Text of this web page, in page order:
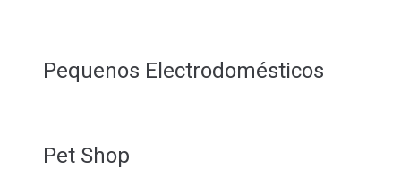
Pequenos Electrodomésticos
Pet Shop